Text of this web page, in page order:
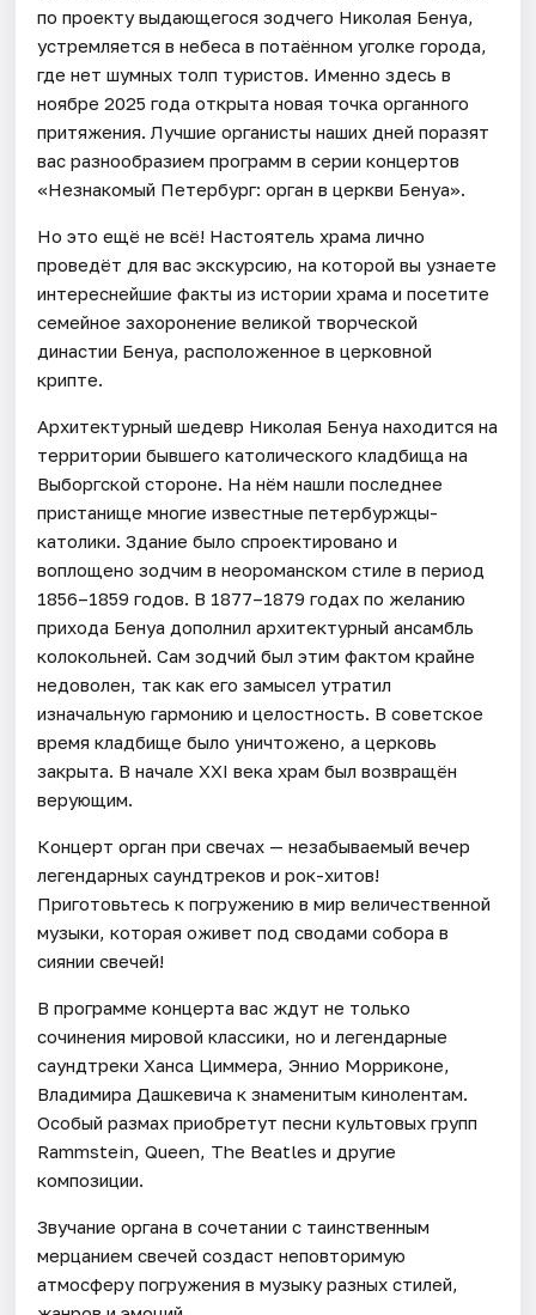
по проекту выдающегося зодчего Николая Бенуа,
устремляется в небеса в потаённом уголке города,
где нет шумных толп туристов. Именно здесь в
ноябре 2025 года открыта новая точка органного
притяжения. Лучшие органисты наших дней поразят
вас разнообразием программ в серии концертов
«Незнакомый Петербург: орган в церкви Бенуа».
Но это ещё не всё! Настоятель храма лично
проведёт для вас экскурсию, на которой вы узнаете
интереснейшие факты из истории храма и посетите
семейное захоронение великой творческой
династии Бенуа, расположенное в церковной
крипте.
Архитектурный шедевр Николая Бенуа находится на
территории бывшего католического кладбища на
Выборгской стороне. На нём нашли последнее
пристанище многие известные петербуржцы-
католики. Здание было спроектировано и
воплощено зодчим в неороманском стиле в период
1856–1859 годов. В 1877–1879 годах по желанию
прихода Бенуа дополнил архитектурный ансамбль
колокольней. Сам зодчий был этим фактом крайне
недоволен, так как его замысел утратил
изначальную гармонию и целостность. В советское
время кладбище было уничтожено, а церковь
закрыта. В начале XXI века храм был возвращён
верующим.
Концерт орган при свечах — незабываемый вечер
легендарных саундтреков и рок-хитов!
Приготовьтесь к погружению в мир величественной
музыки, которая оживет под сводами собора в
сиянии свечей!
В программе концерта вас ждут не только
сочинения мировой классики, но и легендарные
саундтреки Ханса Циммера, Эннио Морриконе,
Владимира Дашкевича к знаменитым кинолентам.
Особый размах приобретут песни культовых групп
Rammstein, Queen, The Beatles и другие
композиции.
Звучание органа в сочетании с таинственным
мерцанием свечей создаст неповторимую
атмосферу погружения в музыку разных стилей,